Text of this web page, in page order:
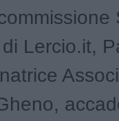
Lercio.it,